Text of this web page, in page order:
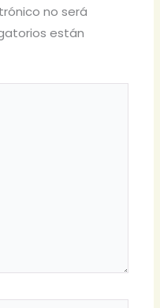
no será
están